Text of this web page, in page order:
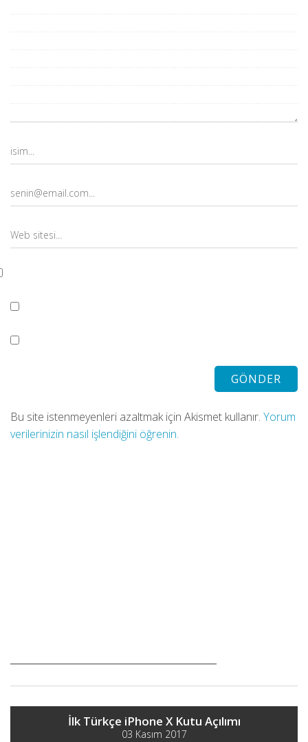
Bu site istenmeyenleri azaltmak için Akismet kullanır. Yorum
verilerinizin nasıl işlendiğini öğrenin.
İlk Türkçe iPhone X Kutu Açılımı
03 Kasım 2017